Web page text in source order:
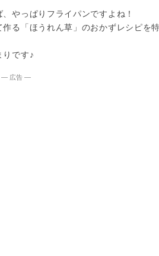
やっぱりフライパンですよね！
る「ほうれん草」のおかずレシピを特
りです♪
― 広告 ―